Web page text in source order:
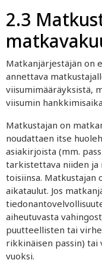
2.3
Matkanjärjestäjän on
annettava
viisumimääräyksistä,
viisumin
Matkustajan on
noudattaen itse
asiakirjoista (mm.
tarkistettava niiden ja
toisiinsa. Matkustajan
aikataulut. Jos
aiheutuvasta
puutteellisten tai
rikkinäisen passin) tai
vuoksi.